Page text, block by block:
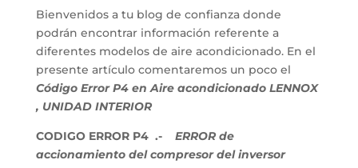
Bienvenidos a tu blog de confianza donde
podrán encontrar información referente a
diferentes modelos de aire acondicionado. En el
presente artículo comentaremos un poco el
Código Error P4 en Aire acondicionado LENNOX
, UNIDAD INTERIOR
CODIGO ERROR P4 .-
ERROR de
accionamiento del compresor del inversor